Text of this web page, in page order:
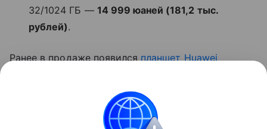
32/1024 ГБ — 14 999 юаней (181,2 тыс.
рублей).
Ранее в продаже появился планшет Huawei